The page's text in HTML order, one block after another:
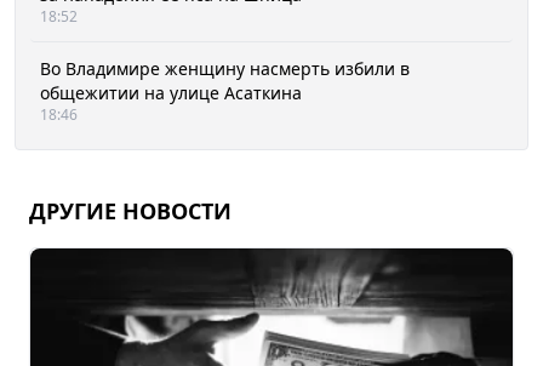
18:52
Во Владимире женщину насмерть избили в
общежитии на улице Асаткина
18:46
ДРУГИЕ НОВОСТИ